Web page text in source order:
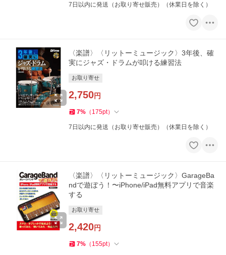
7日以内に発送（お取り寄せ販売）（休業日を除く）
〈楽譜〉〈リットーミュージック〉3年後、確
実にジャズ・ドラムが叩ける練習法
お取り寄せ
2,750円
7% （ 175pt）
7日以内に発送（お取り寄せ販売）（休業日を除く）
〈楽譜〉〈リットーミュージック〉GarageBa
ndで遊ぼう！〜iPhone/iPad無料アプリで音楽
する
お取り寄せ
2,420円
7% （ 155pt）